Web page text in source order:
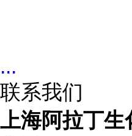
...
联系我们
上海阿拉丁生